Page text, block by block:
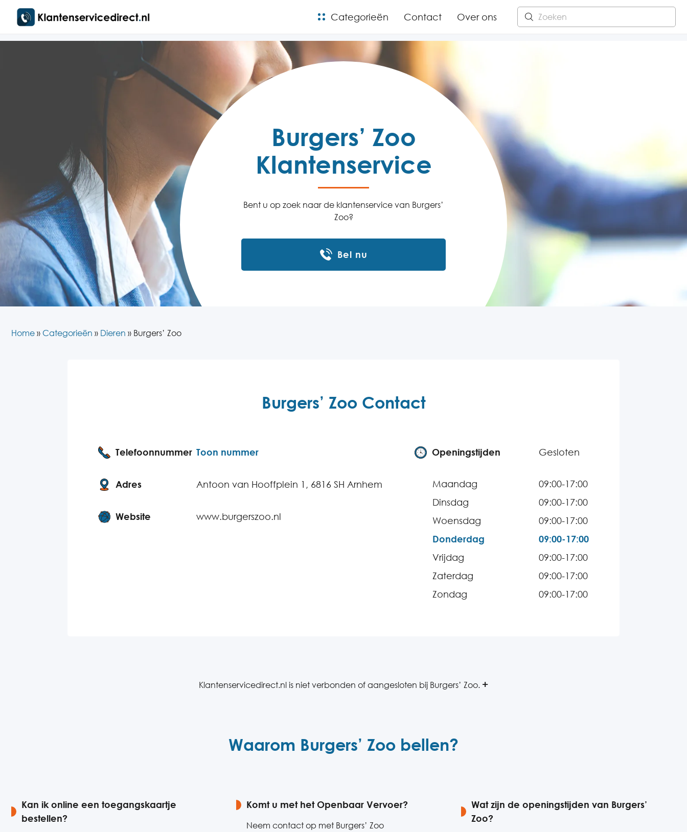
Categorieën Contact Over ons
Burgers’ Zoo
Klantenservice
Bent u op zoek naar de klantenservice van Burgers’
Zoo?
Bel nu
Home » Categorieën » Dieren » Burgers’ Zoo
Burgers’ Zoo Contact
Telefoonnummer Toon nummer
Adres Antoon van Hooffplein 1, 6816 SH Arnhem
Website www.burgerszoo.nl
Openingstijden Gesloten
Maandag
09:00-17:00
Dinsdag
09:00-17:00
Woensdag
09:00-17:00
Donderdag
09:00-17:00
Vrijdag
09:00-17:00
Zaterdag
09:00-17:00
Zondag
09:00-17:00
Klantenservicedirect.nl is niet verbonden of aangesloten bij Burgers’ Zoo.
Waarom Burgers’ Zoo bellen?
Kan ik online een toegangskaartje
bestellen?
Komt u met het Openbaar Vervoer?
Neem contact op met Burgers’ Zoo
Wat zijn de openingstijden van Burgers’
Zoo?